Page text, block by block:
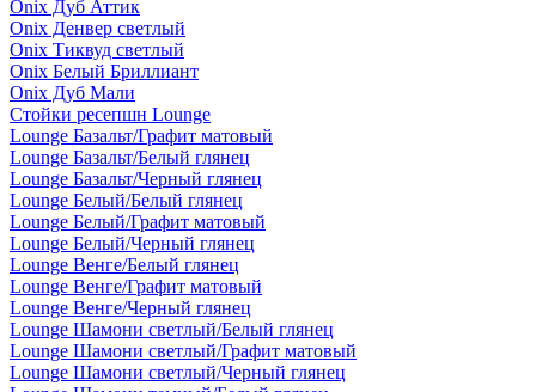
Onix Дуб Аттик
Onix Денвер светлый
Onix Тиквуд светлый
Onix Белый Бриллиант
Onix Дуб Мали
Стойки ресепшн Lounge
Lounge Базальт/Графит матовый
Lounge Базальт/Белый глянец
Lounge Базальт/Черный глянец
Lounge Белый/Белый глянец
Lounge Белый/Графит матовый
Lounge Белый/Черный глянец
Lounge Венге/Белый глянец
Lounge Венге/Графит матовый
Lounge Венге/Черный глянец
Lounge Шамони светлый/Белый глянец
Lounge Шамони светлый/Графит матовый
Lounge Шамони светлый/Черный глянец